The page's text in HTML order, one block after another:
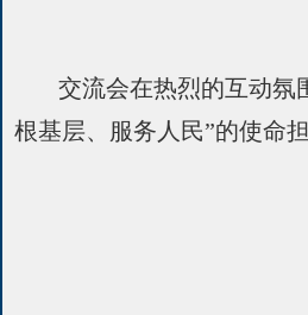
交流会在热烈的互动氛
根基层、服务人民”的使命